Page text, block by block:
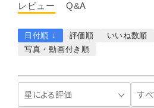
レビュー Q&A
日付順 ↓ 評価順 いいね数順
写真・動画付き順